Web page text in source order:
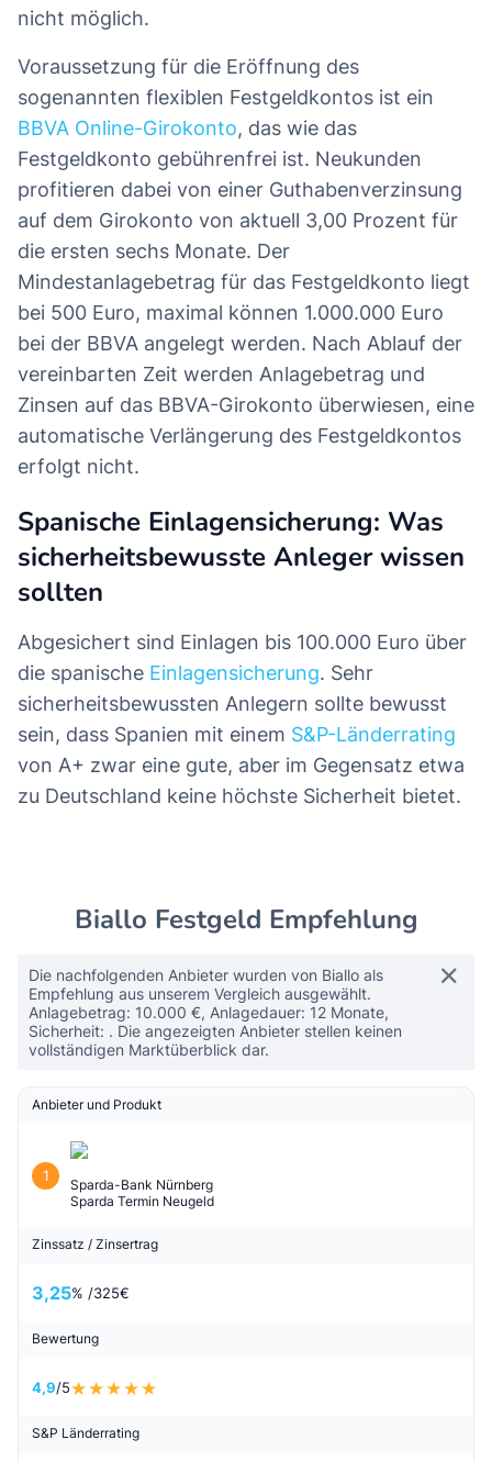
nicht möglich.
Voraussetzung für die Eröffnung des
sogenannten flexiblen Festgeldkontos ist ein
BBVA Online-Girokonto, das wie das
Festgeldkonto gebührenfrei ist. Neukunden
profitieren dabei von einer Guthabenverzinsung
auf dem Girokonto von aktuell 3,00 Prozent für
die ersten sechs Monate. Der
Mindestanlagebetrag für das Festgeldkonto liegt
bei 500 Euro, maximal können 1.000.000 Euro
bei der BBVA angelegt werden. Nach Ablauf der
vereinbarten Zeit werden Anlagebetrag und
Zinsen auf das BBVA-Girokonto überwiesen, eine
automatische Verlängerung des Festgeldkontos
erfolgt nicht.
Spanische Einlagensicherung: Was
sicherheitsbewusste Anleger wissen
sollten
Abgesichert sind Einlagen bis 100.000 Euro über
die spanische Einlagensicherung. Sehr
sicherheitsbewussten Anlegern sollte bewusst
sein, dass Spanien mit einem S&P-Länderrating
von A+ zwar eine gute, aber im Gegensatz etwa
zu Deutschland keine höchste Sicherheit bietet.
Biallo Festgeld Empfehlung
Die nachfolgenden Anbieter wurden von Biallo als
Empfehlung aus unserem Vergleich ausgewählt.
Anlagebetrag: 10.000 €, Anlagedauer: 12 Monate,
Sicherheit: . Die angezeigten Anbieter stellen keinen
vollständigen Marktüberblick dar.
Anbieter und Produkt
1
Sparda-Bank Nürnberg
Sparda Termin Neugeld
Zinssatz / Zinsertrag
3,25% /325€
Bewertung
4,9/5
S&P Länderrating